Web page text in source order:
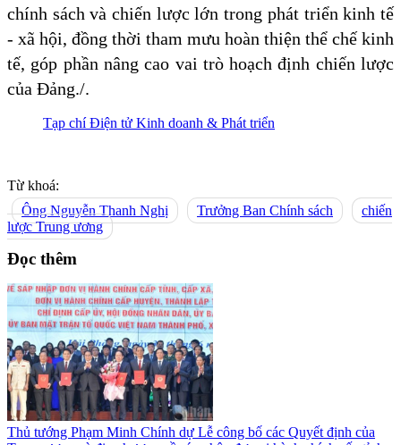
chính sách và chiến lược lớn trong phát triển kinh tế
- xã hội, đồng thời tham mưu hoàn thiện thể chế kinh
tế, góp phần nâng cao vai trò hoạch định chiến lược
của Đảng./.
Tạp chí Điện tử Kinh doanh & Phát triển
Từ khoá:
Ông Nguyễn Thanh Nghị
Trưởng Ban Chính sách
chiến
lược Trung ương
Đọc thêm
Thủ tướng Phạm Minh Chính dự Lễ công bố các Quyết định của